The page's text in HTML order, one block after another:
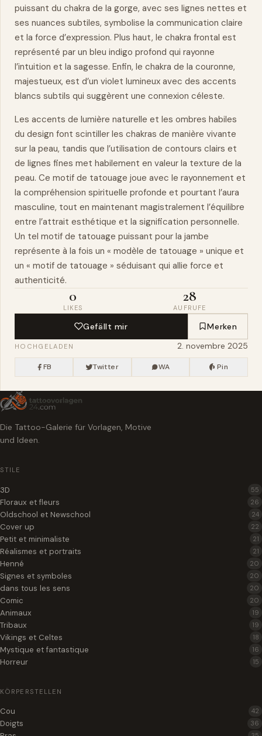
puissant du chakra de la gorge, avec ses lignes nettes et
ses nuances subtiles, symbolise la communication claire
et la force d’expression. Plus haut, le chakra frontal est
représenté par un bleu indigo profond qui rayonne
l’intuition et la sagesse. Enfin, le chakra de la couronne,
majestueux, est d’un violet lumineux avec des accents
blancs subtils qui suggèrent une connexion céleste.
Les accents de lumière naturelle et les ombres habiles
du design font scintiller les chakras de manière vivante
sur la peau, tandis que l’utilisation de contours clairs et
de lignes fines met habilement en valeur la texture de la
peau. Ce motif de tatouage joue avec le rayonnement et
la compréhension spirituelle profonde et pourtant l’aura
masculine, tout en maintenant magistralement l’équilibre
entre l’attrait esthétique et la signification personnelle.
Un tel motif de tatouage puissant pour la jambe
représente à la fois un « modèle de tatouage » unique et
un « motif de tatouage » séduisant qui allie force et
authenticité.
0
LIKES
28
AUFRUFE
Gefällt mir Merken
HOCHGELADEN 2. novembre 2025
FB Twitter WA Pin
Die Tattoo-Galerie für Vorlagen, Motive
und Ideen.
STILE
3D 55
Floraux et fleurs 26
Oldschool et Newschool 24
Cover up 22
Petit et minimaliste 21
Réalismes et portraits 21
Henné 20
Signes et symboles 20
dans tous les sens 20
Comic 20
Animaux 19
Tribaux 19
Vikings et Celtes 18
Mystique et fantastique 16
Horreur 15
KÖRPERSTELLEN
Cou 42
Doigts 36